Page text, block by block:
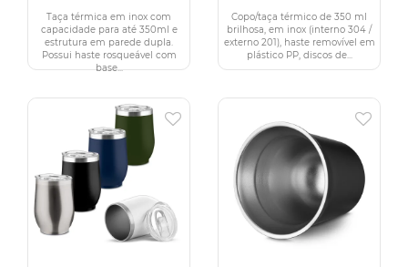
Taça térmica em inox com
capacidade para até 350ml e
estrutura em parede dupla.
Possui haste rosqueável com
base...
Copo/taça térmico de 350 ml
brilhosa, em inox (interno 304 /
externo 201), haste removível em
plástico PP, discos de...